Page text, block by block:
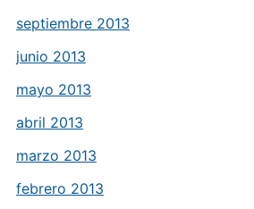
septiembre 2013
junio 2013
mayo 2013
abril 2013
marzo 2013
febrero 2013